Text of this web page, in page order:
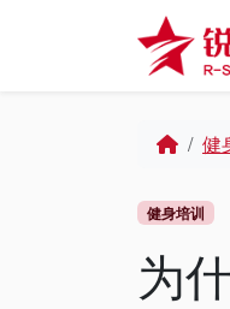
Home
健
健身培训
为